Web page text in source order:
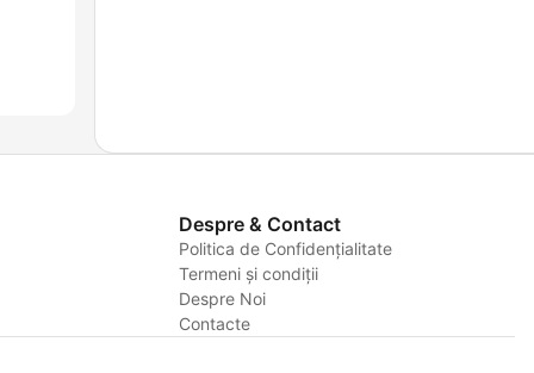
Despre & Contact
Politica de Confidențialitate
Termeni și condiții
Despre Noi
Contacte